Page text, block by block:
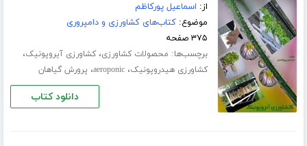
از: اسماعیل پورکاظم
موضوع:کتاب‌های کشاورزی و دامپروری
۳۷۵ صفحه
برچسب‌ها: محصولات کشاورزی،کشاورزی آیروپونیک،
کشاورزی هیدروپونیک،aeroponic، پرورش گیاهان
دانلود کتاب